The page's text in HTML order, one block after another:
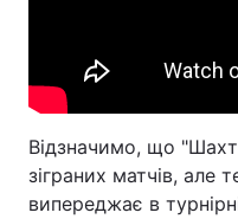
Відзначимо, що
зіграних матчів, але
випереджає в